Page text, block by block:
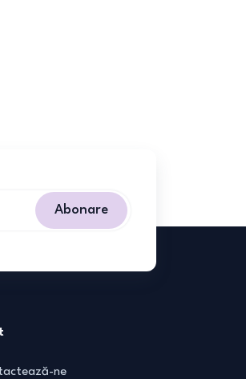
Abonare
ne